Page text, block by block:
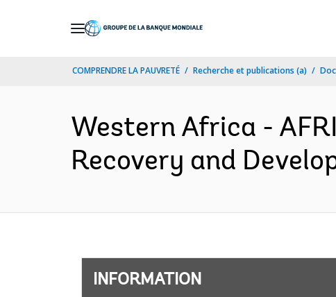
COMPRENDRE LA PAUVRETÉ Recherche et publications (a)
Western Africa -
Recovery and
INFORMATION